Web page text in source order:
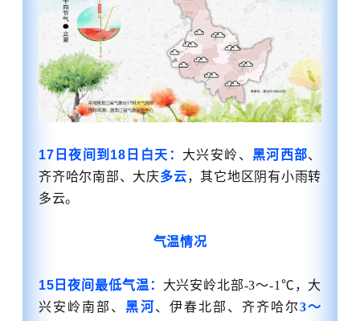
17日夜间到18日白天： 大兴安岭、 黑河西部、
齐齐哈尔南部、大庆多云，其它地区阴有小雨转
多云。
气温情况
15日夜间最低气温： 大兴安岭北部-3～-1℃，大
兴安岭南部、黑河、伊春北部、齐齐哈尔3～